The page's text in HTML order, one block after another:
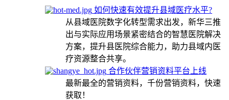
如何快速有效提升县域医疗水平?
从县域医院数字化转型需求出发，新华三推
出与实际应用场景紧密结合的智慧医院解决
方案，提升县医院综合能力，助力县域内医
疗资源整合共享。
合作伙伴营销资料平台上线
最新最全的营销资料，千份营销资料，快速
获取！